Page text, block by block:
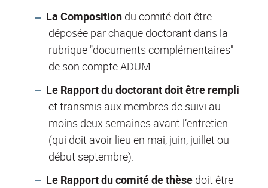
La Composition du comité doit être
déposée par chaque doctorant dans la
rubrique "documents complémentaires"
de son compte ADUM.
Le Rapport du doctorant doit être rempli
et transmis aux membres de suivi au
moins deux semaines avant l’entretien
(qui doit avoir lieu en mai, juin, juillet ou
début septembre).
Le Rapport du comité de thèsedoit être